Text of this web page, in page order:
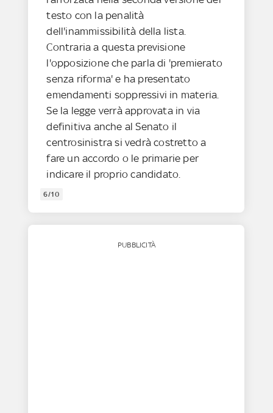
testo con la penalità
dell'inammissibilità della lista.
Contraria a questa previsione
l'opposizione che parla di 'premierato
senza riforma' e ha presentato
emendamenti soppressivi in materia.
Se la legge verrà approvata in via
definitiva anche al Senato il
centrosinistra si vedrà costretto a
fare un accordo o le primarie per
indicare il proprio candidato.
6/10
PUBBLICITÀ